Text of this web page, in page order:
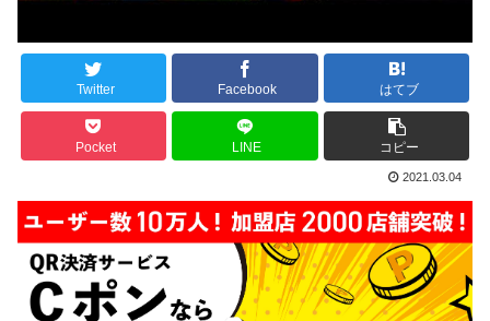
Twitter Facebook はてブ
Pocket LINE コピー
2021.03.04